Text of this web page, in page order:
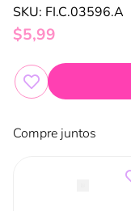
SKU: FI.C.03596.A
$5,99
Compre juntos